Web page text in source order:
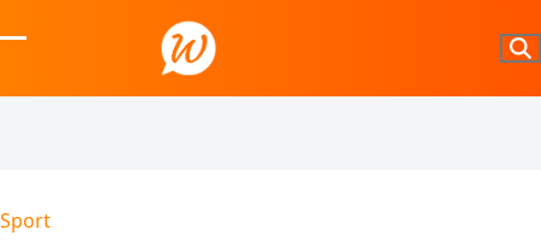
to
mobile
mobile
Sport